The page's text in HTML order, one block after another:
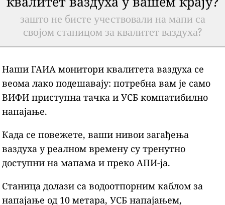
зашто не бисте учествовали на мапи са
својом станицом за квалитет ваздуха?
Наши ГАИА монитори квалитета ваздуха се
веома лако подешавају: потребна вам је само
ВИФИ приступна тачка и УСБ компатибилно
напајање.
Када се повежете, ваши нивои загађења
ваздуха у реалном времену су тренутно
доступни на мапама и преко АПИ-ја.
Станица долази са водоотпорним каблом за
напајање од 10 метара, УСБ напајањем,